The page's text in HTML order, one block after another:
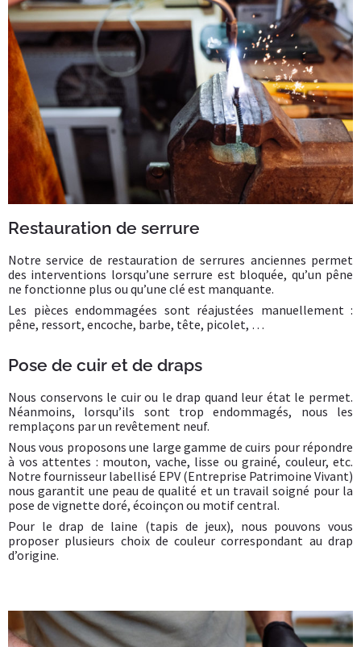
Restauration de serrure
Notre service de restauration de serrures anciennes permet
des interventions lorsqu’une serrure est bloquée, qu’un pêne
ne fonctionne plus ou qu’une clé est manquante.
Les pièces endommagées sont réajustées manuellement :
pêne, ressort, encoche, barbe, tête, picolet, …
Pose de cuir et de draps
Nous conservons le cuir ou le drap quand leur état le permet.
Néanmoins, lorsqu’ils sont trop endommagés, nous les
remplaçons par un revêtement neuf.
Nous vous proposons une large gamme de cuirs pour répondre
à vos attentes : mouton, vache, lisse ou grainé, couleur, etc.
Notre fournisseur labellisé EPV (Entreprise Patrimoine Vivant)
nous garantit une peau de qualité et un travail soigné pour la
pose de vignette doré, écoinçon ou motif central.
Pour le drap de laine (tapis de jeux), nous pouvons vous
proposer plusieurs choix de couleur correspondant au drap
d’origine.